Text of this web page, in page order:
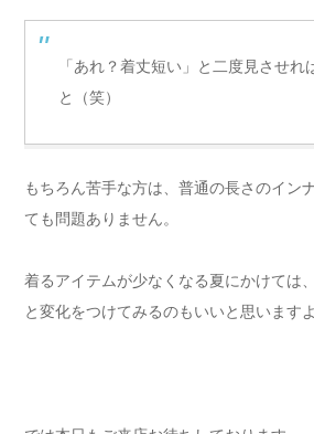
「あれ？着丈短い」と二度見させれ
と（笑）
もちろん苦手な方は、普通の長さのイン
ても問題ありません。
着るアイテムが少なくなる夏にかけては
と変化をつけてみるのもいいと思いますよ